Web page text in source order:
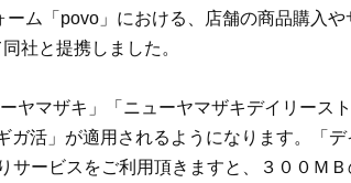
ム「povo」における、店舗の商品購入
社と提携しました。
ヤマザキ」「ニューヤマザキデイリース
活」が適用されるようになります。「デ
ービスをご利用頂きますと、３００Ｍ